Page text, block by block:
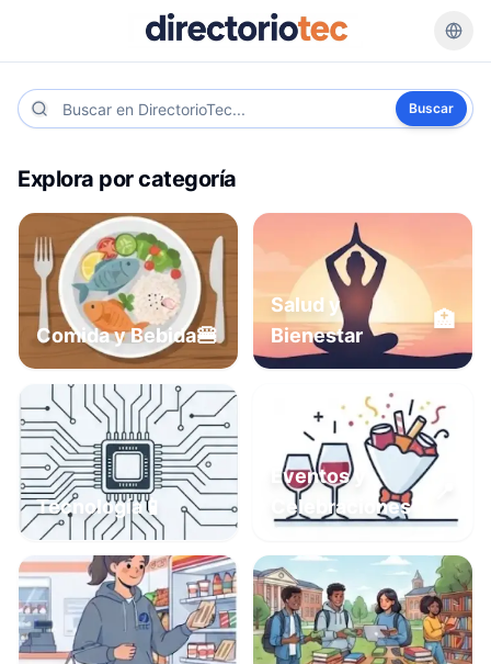
Buscar
Explora por categoría
Comida y Bebida🍔
Salud y
Bienestar
🏥
Tecnología📱
Eventos y
Celebraciones